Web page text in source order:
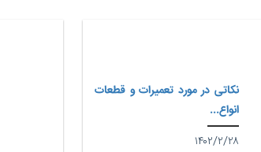
نکاتی در مورد تعمیرات و قطعات
انواع...
۱۴۰۲/۲/۲۸